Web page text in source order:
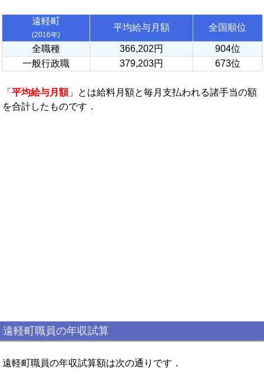
遠軽町
(2016年)
平均給与月額 全国順位
全職種 366,202円
904位
一般行政職
379,203円 673位
「 平均給与月額」とは給料月額と毎月支払われる諸手当の額
を合計したものです．
遠軽町職員の年収試算
遠軽町職員の年収試算額は次の通りです．